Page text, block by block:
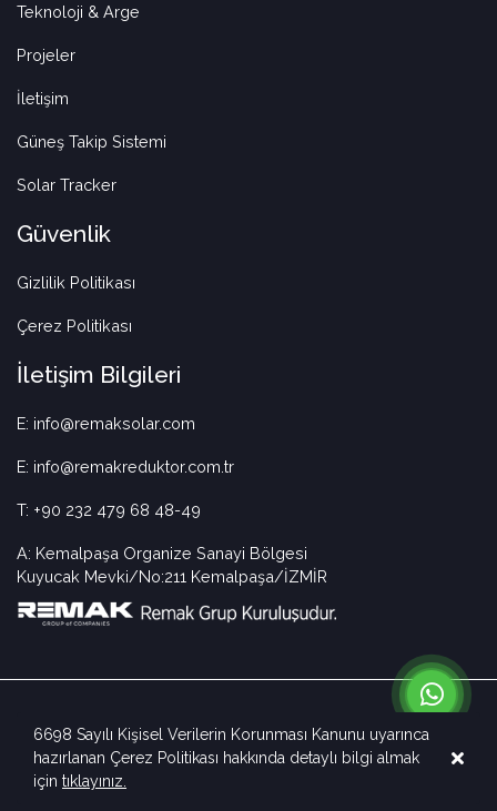
Teknoloji & Arge
Projeler
İletişim
Güneş Takip Sistemi
Solar Tracker
Güvenlik
Gizlilik Politikası
Çerez Politikası
İletişim Bilgileri
E: info@remaksolar.com
E: info@remakreduktor.com.tr
T: +90 232 479 68 48-49
A: Kemalpaşa Organize Sanayi Bölgesi
Kuyucak Mevki/No:211 Kemalpaşa/İZMİR
Copyright © 2025 Remak Solar. Tüm hakları saklıdır.
6698 Sayılı Kişisel Verilerin Korunması Kanunu uyarınca
hazırlanan Çerez Politikası hakkında detaylı bilgi almak
için tıklayınız.